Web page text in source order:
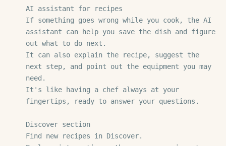
AI assistant for recipes
If something goes wrong while you cook, the AI
assistant can help you save the dish and figure
out what to do next.
It can also explain the recipe, suggest the
next step, and point out the equipment you may
need.
It's like having a chef always at your
fingertips, ready to answer your questions.
Discover section
Find new recipes in Discover.